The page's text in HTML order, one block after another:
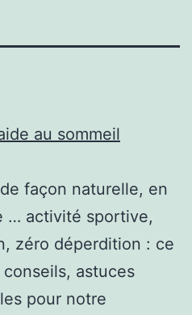
au sommeil
façon naturelle, en
… activité sportive,
zéro déperdition : ce
astuces
pour notre